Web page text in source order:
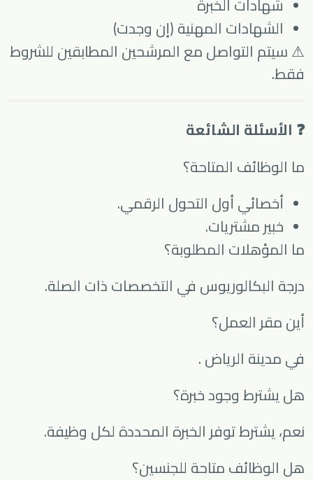
الشهادات المهنية (إن وجدت)
⚠ سيتم التواصل مع المرشحين المطابقين للشروط
فقط.
❓ الأسئلة الشائعة
ما الوظائف المتاحة؟
أخصائي أول التحول الرقمي.
خبير مشتريات.
ما المؤهلات المطلوبة؟
درجة البكالوريوس في التخصصات ذات الصلة.
أين مقر العمل؟
في مدينة الرياض.
هل يشترط وجود خبرة؟
نعم، يشترط توفر الخبرة المحددة لكل وظيفة.
هل الوظائف متاحة للجنسين؟